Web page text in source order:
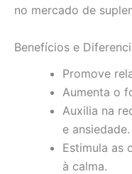
no mercado de
Benefícios e
Promove
Aumenta o
Auxilia na
e ansiedade.
Estimula as
à calma.